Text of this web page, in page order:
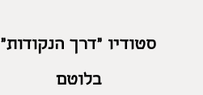
סטודיו "דרך הנקודות"
בלוטם